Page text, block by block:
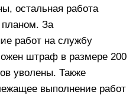
остальная работа
планом. За
работ на службу
штраф в размере 200
уволены. Также
выполнение работ